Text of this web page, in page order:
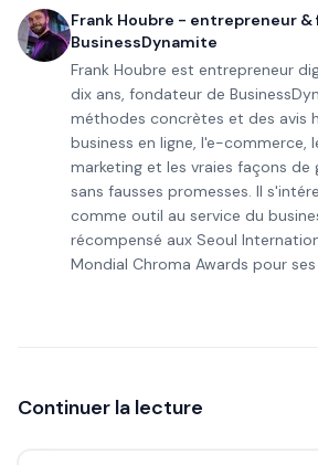
Frank Houbre - entrepreneur
BusinessDynamite
Frank Houbre est entrepreneur
dix ans, fondateur de
méthodes concrètes et des avis
business en ligne, l'e-commerce,
marketing et les vraies façons de
sans fausses promesses. Il
comme outil au service du
récompensé aux Seoul
Mondial Chroma Awards pour
Continuer la lecture